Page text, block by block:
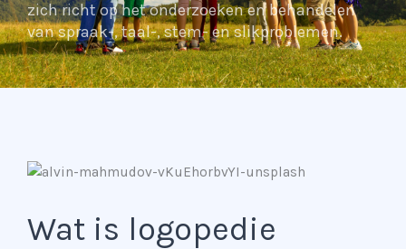
zich richt op het onderzoeken en behandelen
van spraak-, taal-, stem- en slikproblemen.
Wat is logopedie